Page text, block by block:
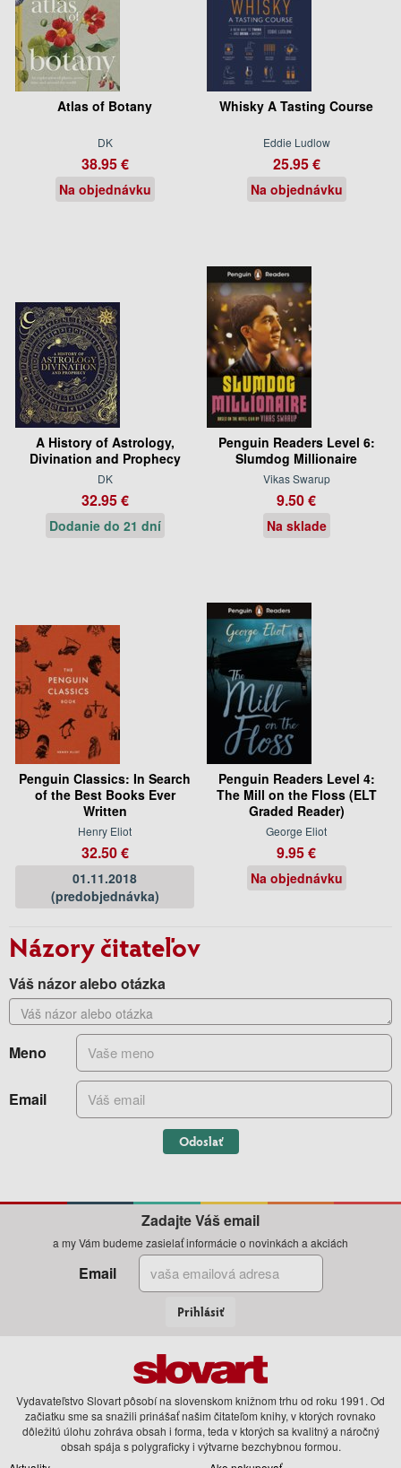
Atlas of Botany
DK
38.95 €
Na objednávku
Whisky A Tasting Course
Eddie Ludlow
25.95 €
Na objednávku
A History of Astrology,
Divination and Prophecy
DK
32.95 €
Dodanie do 21 dní
Penguin Readers Level 6:
Slumdog Millionaire
Vikas Swarup
9.50 €
Na sklade
Penguin Classics: In Search
of the Best Books Ever
Written
Henry Eliot
32.50 €
01.11.2018
(predobjednávka)
Penguin Readers Level 4:
The Mill on the Floss (ELT
Graded Reader)
George Eliot
9.95 €
Na objednávku
Názory čitateľov
Váš názor alebo otázka
Meno
Email
Odoslať
Zadajte Váš email
a my Vám budeme zasielať informácie o novinkách a akciách
Email
Prihlásiť
Vydavateľstvo Slovart pôsobí na slovenskom knižnom trhu od roku 1991. Od
začiatku sme sa snažili prinášať našim čitateľom knihy, v ktorých rovnako
dôležitú úlohu zohráva obsah i forma, teda v ktorých sa kvalitný a náročný
obsah spája s polygraficky i výtvarne bezchybnou formou.